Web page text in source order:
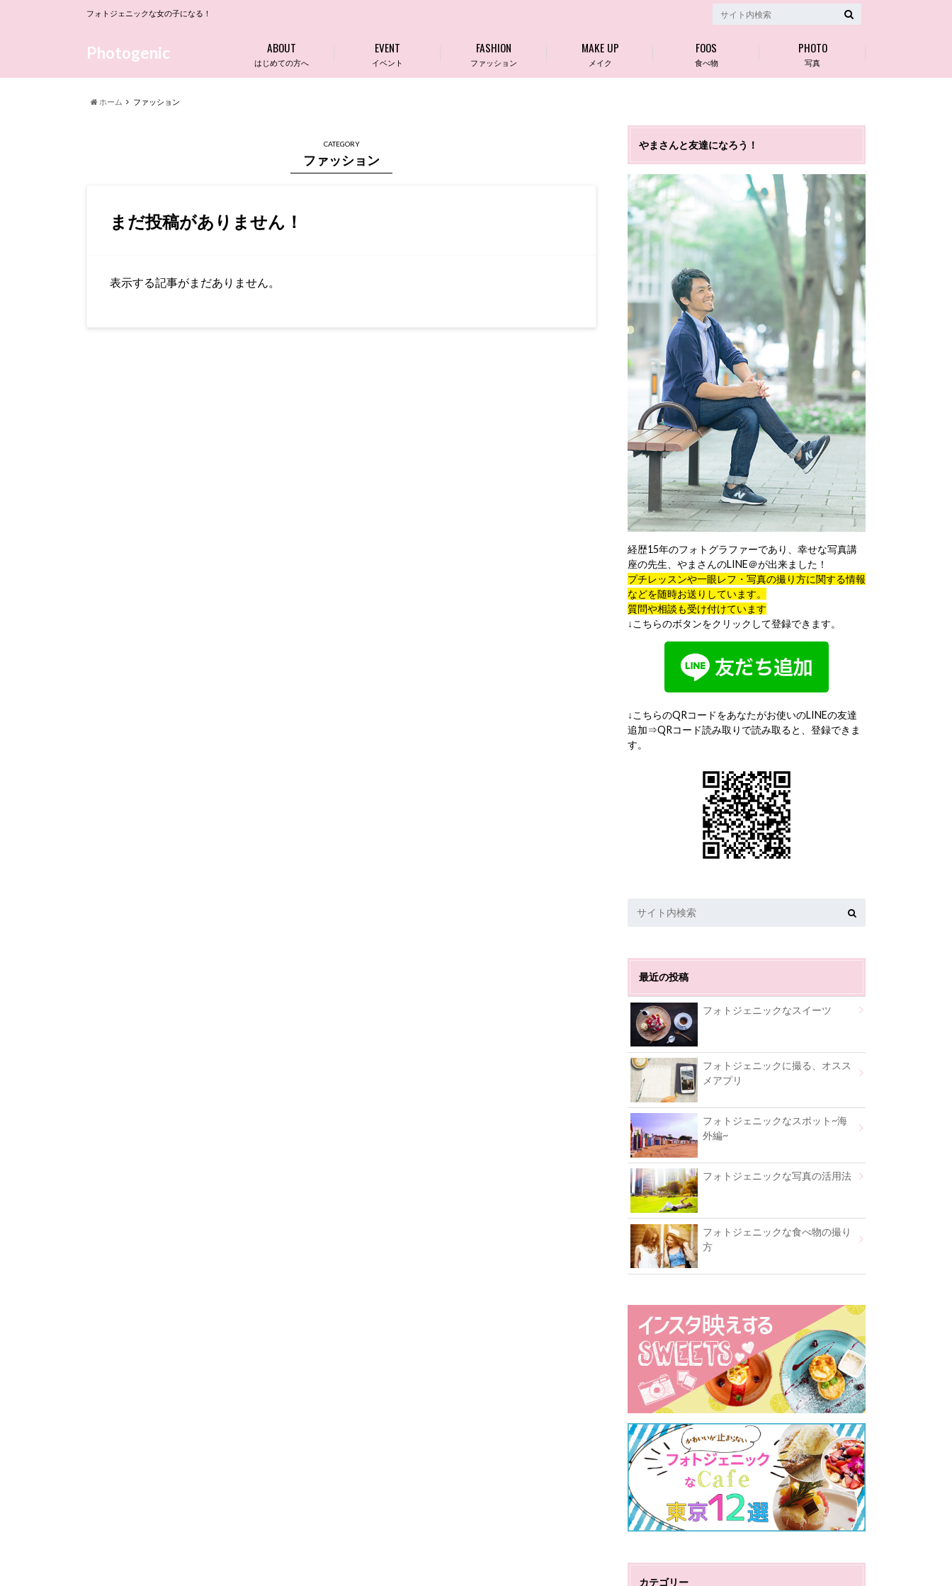
Photogenic
フォトジェニックな女の子になる！
はじめての方へ
ABOUT
イベント
EVENT
ファッション
FASHION
メイク
MAKE UP
食べ物
FOOS
写真
PHOTO
ホーム ファッション
CATEGORY
ファッション
まだ投稿がありません！
表示する記事がまだありません。
やまさんと友達になろう！
経歴15年のフォトグラファーであり、幸せな写真講
座の先生、やまさんのLINE＠が出来ました！
プチレッスンや一眼レフ・写真の撮り方に関する情報
などを随時お送りしています。
質問や相談も受け付けています
↓こちらのボタンをクリックして登録できます。
↓こちらのQRコードをあなたがお使いのLINEの友達
追加⇒QRコード読み取りで読み取ると、登録できま
す。
最近の投稿
フォトジェニックなスイーツ
フォトジェニックに撮る、オスス
メアプリ
フォトジェニックなスポット~海
外編~
フォトジェニックな写真の活用法
フォトジェニックな食べ物の撮り
方
カテゴリー